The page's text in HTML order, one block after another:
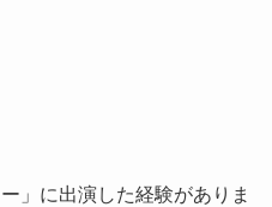
」に出演した経験がありま